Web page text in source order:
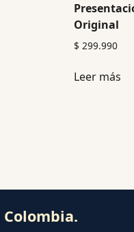
Original
$ 299.990
Leer más